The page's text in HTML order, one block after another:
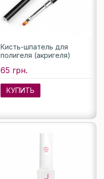
Кисть-шпатель для
полигеля (акригеля)
65 грн.
КУПИТЬ